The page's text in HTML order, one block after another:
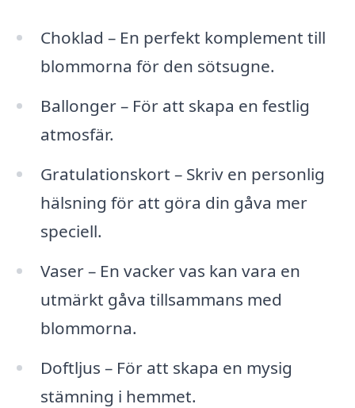
Choklad – En perfekt komplement till
blommorna för den sötsugne.
Ballonger – För att skapa en festlig
atmosfär.
Gratulationskort – Skriv en personlig
hälsning för att göra din gåva mer
speciell.
Vaser – En vacker vas kan vara en
utmärkt gåva tillsammans med
blommorna.
Doftljus – För att skapa en mysig
stämning i hemmet.